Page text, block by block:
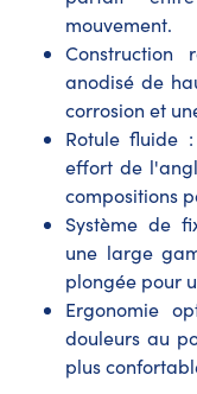
mouvement.
Construction
anodisé de
corrosion et
Rotule fluide
effort de
compositions
Système de
une large
plongée pour
Ergonomie
douleurs au
plus